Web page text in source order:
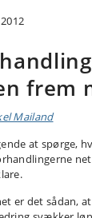
frem
Mailand
at spørge,
er det sådan,